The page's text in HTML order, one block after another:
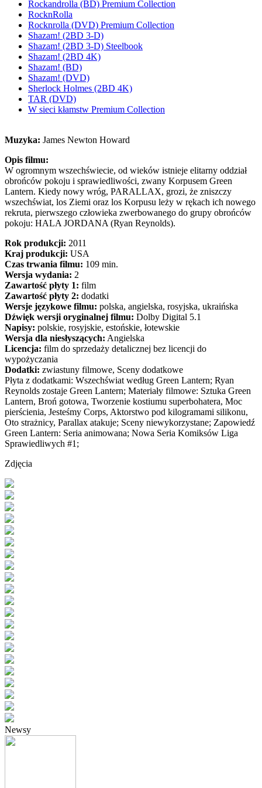
Rockandrolla (BD) Premium Collection
RocknRolla
Rocknrolla (DVD) Premium Collection
Shazam! (2BD 3-D)
Shazam! (2BD 3-D) Steelbook
Shazam! (2BD 4K)
Shazam! (BD)
Shazam! (DVD)
Sherlock Holmes (2BD 4K)
TAR (DVD)
W sieci kłamstw Premium Collection
Muzyka: James Newton Howard
Opis filmu:
W ogromnym wszechświecie, od wieków istnieje elitarny oddział
obrońców pokoju i sprawiedliwości, zwany Korpusem Green
Lantern. Kiedy nowy wróg, PARALLAX, grozi, że zniszczy
wszechświat, los Ziemi oraz los Korpusu leży w rękach ich nowego
rekruta, pierwszego człowieka zwerbowanego do grupy obrońców
pokoju: HALA JORDANA (Ryan Reynolds).
Rok produkcji: 2011
Kraj produkcji: USA
Czas trwania filmu: 109 min.
Wersja wydania: 2
Zawartość płyty 1: film
Zawartość płyty 2: dodatki
Wersje językowe filmu: polska, angielska, rosyjska, ukraińska
Dźwięk wersji oryginalnej filmu: Dolby Digital 5.1
Napisy: polskie, rosyjskie, estońskie, łotewskie
Wersja dla niesłyszących: Angielska
Licencja: film do sprzedaży detalicznej bez licencji do
wypożyczania
Dodatki: zwiastuny filmowe, Sceny dodatkowe
Płyta z dodatkami: Wszechświat według Green Lantern; Ryan
Reynolds zostaje Green Lantern; Materiały filmowe: Sztuka Green
Lantern, Broń gotowa, Tworzenie kostiumu superbohatera, Moc
pierścienia, Jesteśmy Corps, Aktorstwo pod kilogramami silikonu,
Oto strażnicy, Parallax atakuje; Sceny niewykorzystane; Zapowiedź
Green Lantern: Seria animowana; Nowa Seria Komiksów Liga
Sprawiedliwych #1;
Zdjęcia
Newsy